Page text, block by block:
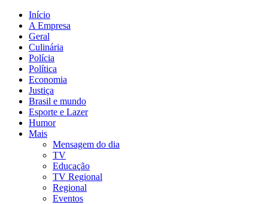
Início
A Empresa
Geral
Culinária
Polícia
Política
Economia
Justiça
Brasil e mundo
Esporte e Lazer
Humor
Mais
Mensagem do dia
TV
Educação
TV Regional
Regional
Eventos